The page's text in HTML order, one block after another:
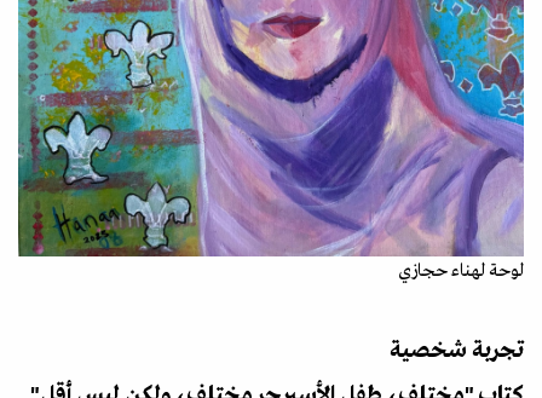
لوحة لهناء حجازي
تجربة شخصية